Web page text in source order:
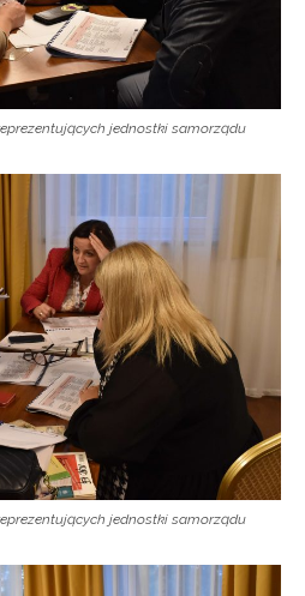
jednostki samorządu
jednostki samorządu